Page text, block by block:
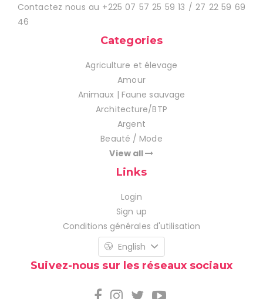
Contactez nous au +225 07 57 25 59 13 / 27 22 59 69
46
Categories
Agriculture et élevage
Amour
Animaux | Faune sauvage
Architecture/BTP
Argent
Beauté / Mode
View all
Links
Login
Sign up
Conditions générales d'utilisation
English
Suivez-nous sur les réseaux sociaux